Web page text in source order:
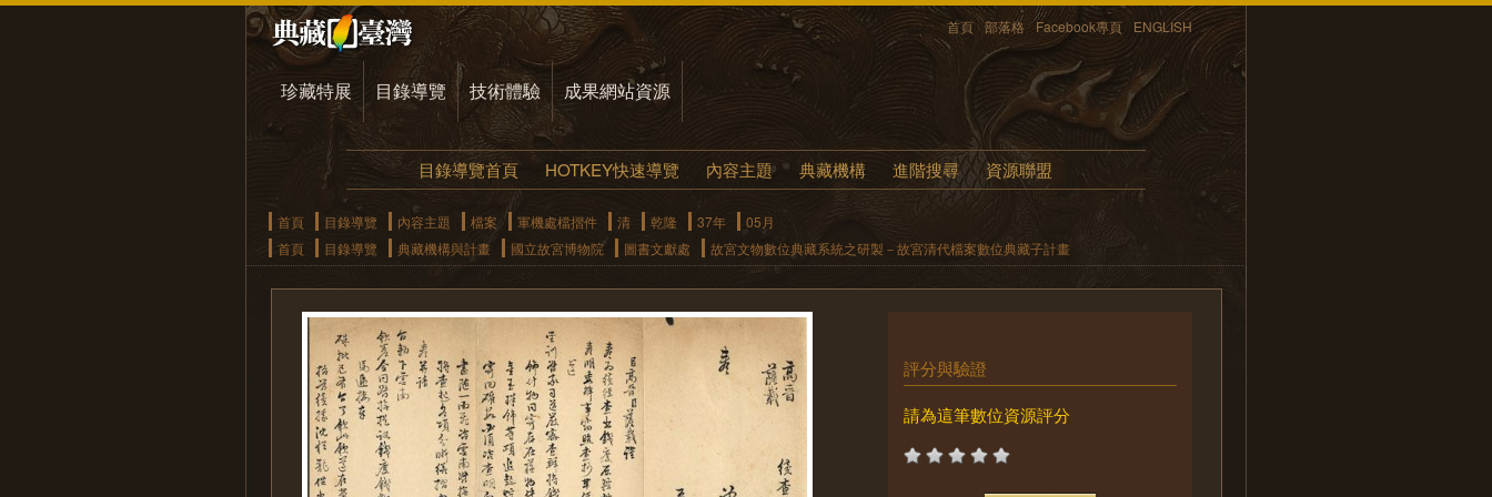
首頁 部落格 Facebook專頁 ENGLISH
珍藏特展 目錄導覽 技術體驗 成果網站資源
目錄導覽首頁 HOTKEY快速導覽 內容主題 典藏機構 進階搜尋 資源聯盟
首頁 目錄導覽 內容主題 檔案 軍機處檔摺件 清 乾隆 37年
05月
首頁
目錄導覽 典藏機構與計畫 國立故宮博物院 圖書文獻處 故宮文物數位典藏系統之研製－故宮清代檔案數位典藏子計畫
評分與驗證
請為這筆數位資源評分